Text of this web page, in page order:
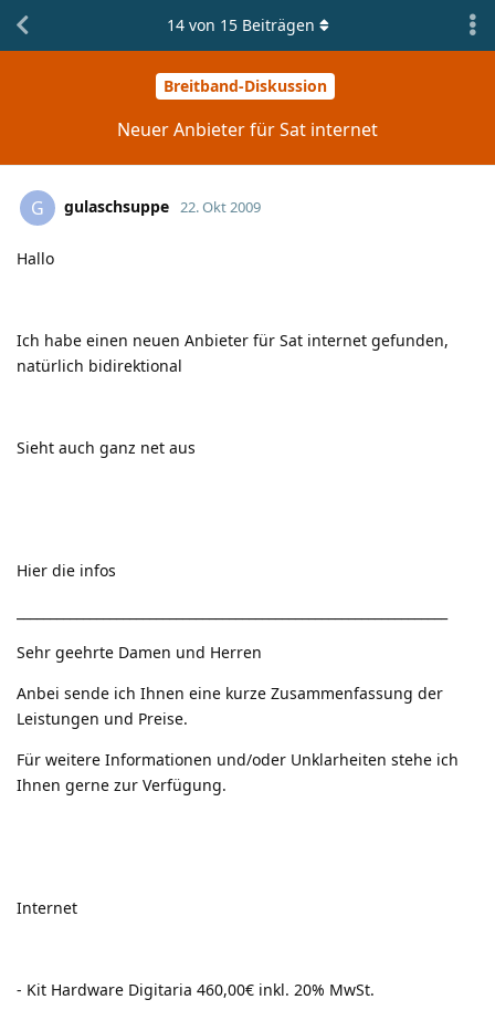
Breitband-Diskussion
Neuer Anbieter für Sat internet
14von 15Beiträgen
G gulaschsuppe 22. Okt 2009
Hallo
Ich habe einen neuen Anbieter für Sat internet gefunden,
natürlich bidirektional
Sieht auch ganz net aus
Hier die infos
Sehr geehrte Damen und Herren
Anbei sende ich Ihnen eine kurze Zusammenfassung der
Leistungen und Preise.
Für weitere Informationen und/oder Unklarheiten stehe ich
Ihnen gerne zur Verfügung.
Internet
- Kit Hardware Digitaria 460,00€ inkl. 20% MwSt.